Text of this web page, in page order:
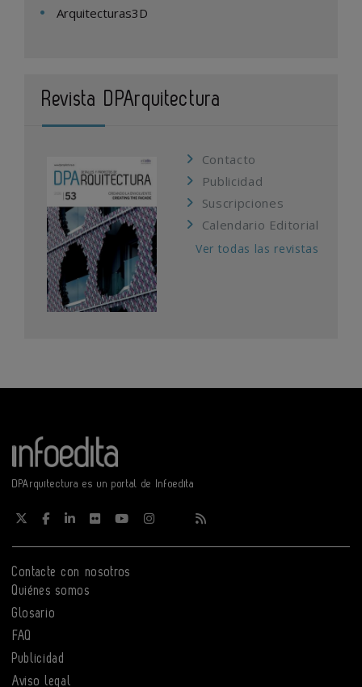
Arquitecturas3D
Revista DPArquitectura
Contacto
Publicidad
Suscripciones
Calendario Editorial
Ver todas las revistas
DPArquitectura es un portal de Infoedita
Contacte con nosotros
Quiénes somos
Glosario
FAQ
Publicidad
Aviso legal